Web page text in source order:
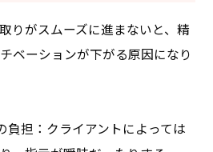
りがスムーズに進まないと、精
ベーションが下がる原因になり
負担：クライアントによっては